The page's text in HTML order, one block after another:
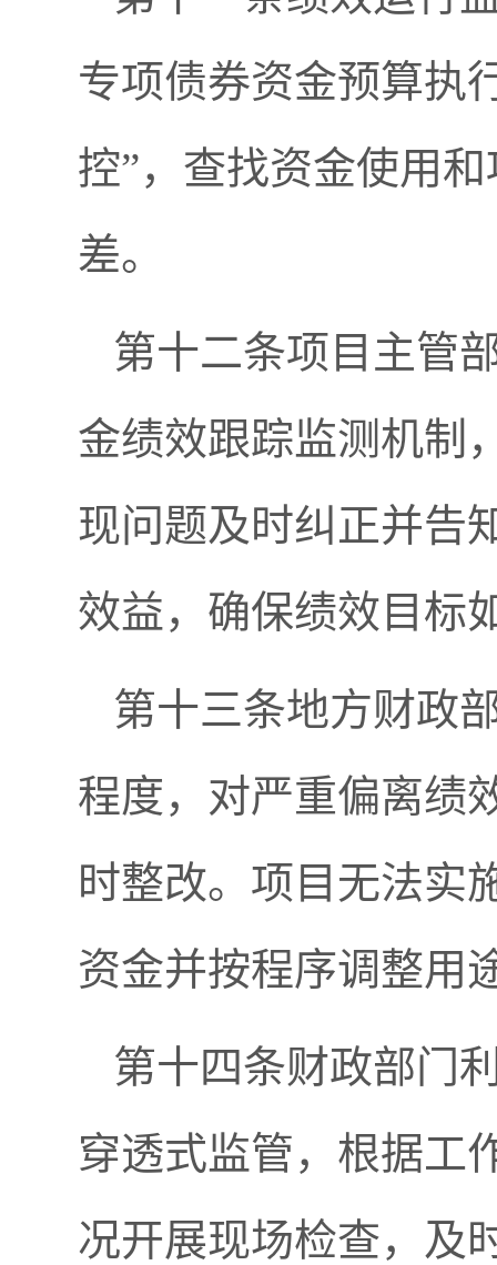
专项债券资金预算执
控”，查找资金使用
差。
第十二条项目主管
金绩效跟踪监测机制
现问题及时纠正并告
效益，确保绩效目标
第十三条地方财政
程度，对严重偏离绩
时整改。项目无法实
资金并按程序调整用
第十四条财政部门
穿透式监管，根据工
况开展现场检查，及